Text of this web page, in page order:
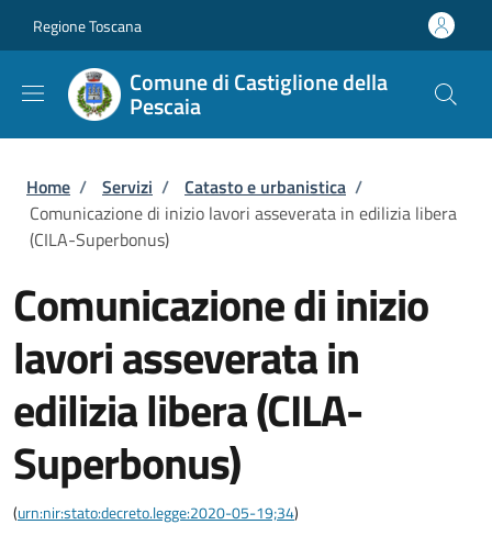
Regione Toscana
Comune di Castiglione della
Pescaia
Briciole di pane
Home / Servizi / Catasto e urbanistica /
Comunicazione di inizio lavori asseverata in edilizia libera
(CILA-Superbonus)
Comunicazione di inizio
lavori asseverata in
edilizia libera (CILA-
Superbonus)
(urn:nir:stato:decreto.legge:2020-05-19;34)